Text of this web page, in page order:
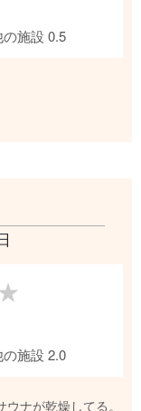
施設 0.5
施設 2.0
ナが乾燥してる。